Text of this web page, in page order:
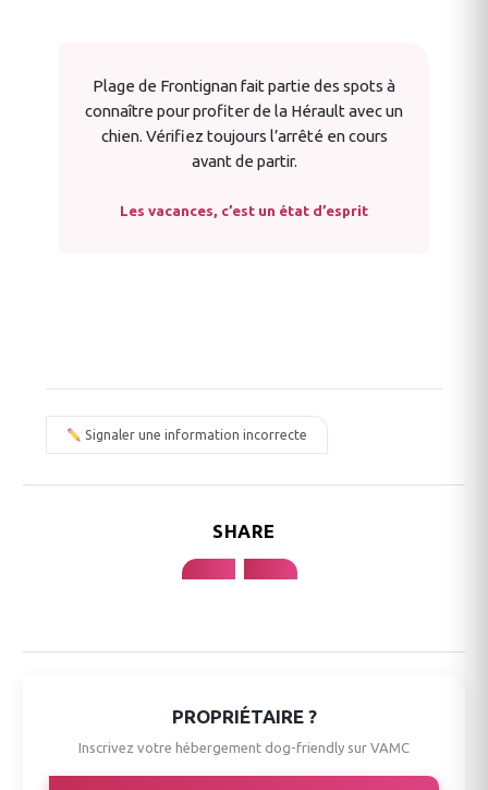
Plage de Frontignan fait partie des spots à
connaître pour profiter de la Hérault avec un
chien. Vérifiez toujours l’arrêté en cours
avant de partir.
Les vacances, c’est un état d’esprit
Signaler une information incorrecte
SHARE
PROPRIÉTAIRE ?
Inscrivez votre hébergement dog-friendly sur VAMC